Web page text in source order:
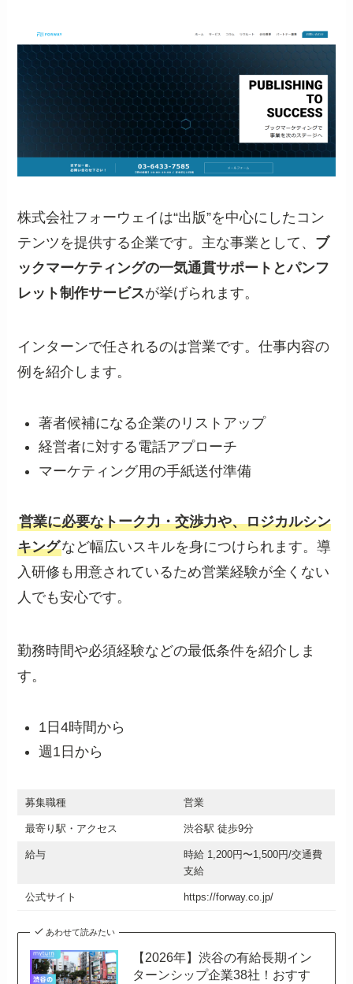
株式会社フォーウェイは“出版”を中心にしたコン
テンツを提供する企業です。主な事業として、 ブ
ックマーケティングの一気通貫サポートとパンフ
レット制作サービスが挙げられます。
インターンで任されるのは営業です。仕事内容の
例を紹介します。
著者候補になる企業のリストアップ
経営者に対する電話アプローチ
マーケティング用の手紙送付準備
営業に必要なトーク力・交渉力や、ロジカルシン
キングなど幅広いスキルを身につけられます。導
入研修も用意されているため営業経験が全くない
人でも安心です。
勤務時間や必須経験などの最低条件を紹介しま
す。
1日4時間から
週1日から
募集職種 営業
最寄り駅・アクセス 渋谷駅 徒歩9分
給与
時給 1,200円〜1,500円/交通費
支給
公式サイト https://forway.co.jp/
あわせて読みたい
【2026年】渋谷の有給長期イン
ターンシップ企業38社！おすす